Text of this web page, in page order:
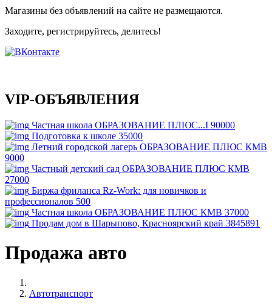
Магазины без объявлений на сайте не размещаются.
Заходите, регистрируйтесь, делитесь!
VIP-ОБЪЯВЛЕНИЯ
Частная школа ОБРАЗОВАНИЕ ПЛЮС...I 90000
Подготовка к школе 35000
Летний городской лагерь ОБРАЗОВАНИЕ ПЛЮС КМВ
9000
Частный детский сад ОБРАЗОВАНИЕ ПЛЮС КМВ
27000
Биржа фриланса Rz-Work: для новичков и
профессионалов 500
Частная школа ОБРАЗОВАНИЕ ПЛЮС КМВ 37000
Продам дом в Шарыпово, Красноярский край 3845891
Продажа авто
Автотранспорт